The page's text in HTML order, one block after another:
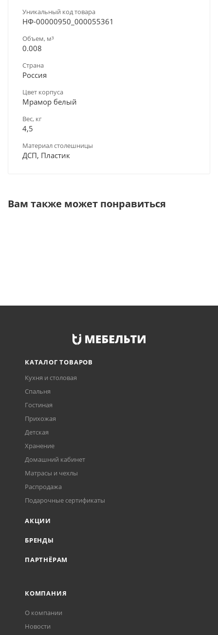
Уникальный код товара
НФ-00000950_000055361
Объем, м³
0.008
Страна
Россия
Цвет корпуса
Мрамор белый
Вес, кг
4,5
Материал столешницы
ДСП, Пластик
Вам также может понравиться
КАТАЛОГ ТОВАРОВ
Кухня и столовая
Спальня
Гостиная
Прихожая
Детская
Хранение
Домашний кабинет
Матрасы и чехлы
Распродажа
Подарочные сертификаты
АКЦИИ
БРЕНДЫ
ПАРТНЁРАМ
КОМПАНИЯ
О компании
Новости